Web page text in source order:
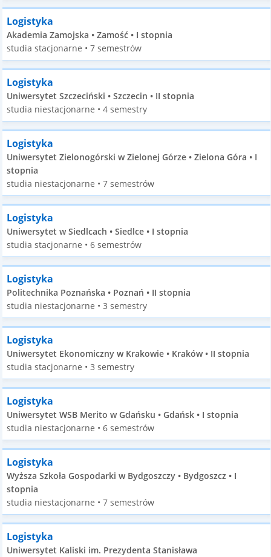
Logistyka
Akademia Zamojska • Zamość • I stopnia
studia stacjonarne • 7 semestrów
Logistyka
Uniwersytet Szczeciński • Szczecin • II stopnia
studia niestacjonarne • 4 semestry
Logistyka
Uniwersytet Zielonogórski w Zielonej Górze • Zielona Góra • I
stopnia
studia niestacjonarne • 7 semestrów
Logistyka
Uniwersytet w Siedlcach • Siedlce • I stopnia
studia stacjonarne • 6 semestrów
Logistyka
Politechnika Poznańska • Poznań • II stopnia
studia niestacjonarne • 3 semestry
Logistyka
Uniwersytet Ekonomiczny w Krakowie • Kraków • II stopnia
studia stacjonarne • 3 semestry
Logistyka
Uniwersytet WSB Merito w Gdańsku • Gdańsk • I stopnia
studia niestacjonarne • 6 semestrów
Logistyka
Wyższa Szkoła Gospodarki w Bydgoszczy • Bydgoszcz • I
stopnia
studia niestacjonarne • 7 semestrów
Logistyka
Uniwersytet Kaliski im. Prezydenta Stanisława